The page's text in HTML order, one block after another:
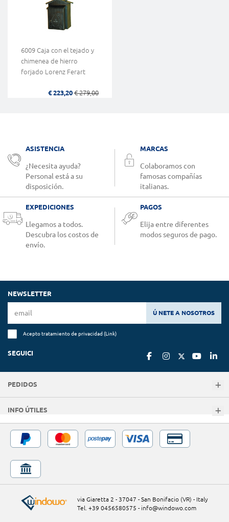
6009 Caja con el tejado y
chimenea de hierro
forjado Lorenz Ferart
€ 223,20 € 279,00
ASISTENCIA
¿Necesita ayuda?
Personal está a su
disposición.
MARCAS
Colaboramos con
famosas compañías
italianas.
EXPEDICIONES
Llegamos a todos.
Descubra los costos de
envío.
PAGOS
Elija entre diferentes
modos seguros de pago.
NEWSLETTER
Ú NETE A NOSOTROS
Acepto tratamiento de privacidad (Link)
SEGUICI
PEDIDOS
INFO ÚTILES
via Giaretta 2 - 37047 - San Bonifacio (VR) - Italy
Tel. +39 0456580575 - info@windowo.com